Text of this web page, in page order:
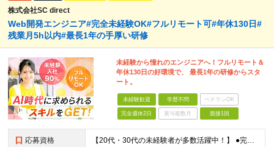
株式会社SC direct
Web開発エンジニア#完全未経験OK#フルリモート可#年休130日#
残業月5h以内#最長1年の手厚い研修
未経験から憧れのエンジニアへ！フルリモート＆
年休130日の好環境で、 最長1年の研修からスタ
ート。
未経験歓迎 学歴不問 ベテランOK
完全週休2日 賞与複数月 面接1回
応募資格 【20代・30代の未経験者が多数活躍中！】 ●完全未経験、第二新卒、既卒、フリーターの方大歓迎！ ●学歴・職歴・転職回数・ブランク一切不問 ※34歳までの方（若年層の長期キャリア形成を図るため） ★